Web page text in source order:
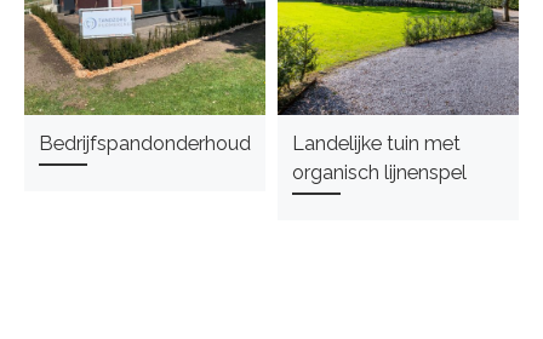
Bedrijfspandonderhoud
Landelijke tuin met
organisch lijnenspel